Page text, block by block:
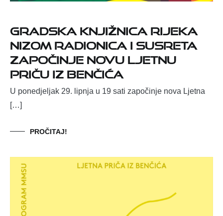
Gradska knjižnica Rijeka
nizom radionica i susreta
započinje novu Ljetnu
priču iz Benčića
U ponedjeljak 29. lipnja u 19 sati započinje nova Ljetna
[…]
PROČITAJ!